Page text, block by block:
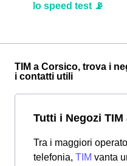
lo speed test 📡
TIM a Corsico, trova i
i contatti utili
Tutti i Negozi
Tra i maggiori
telefonia, TIM vanta